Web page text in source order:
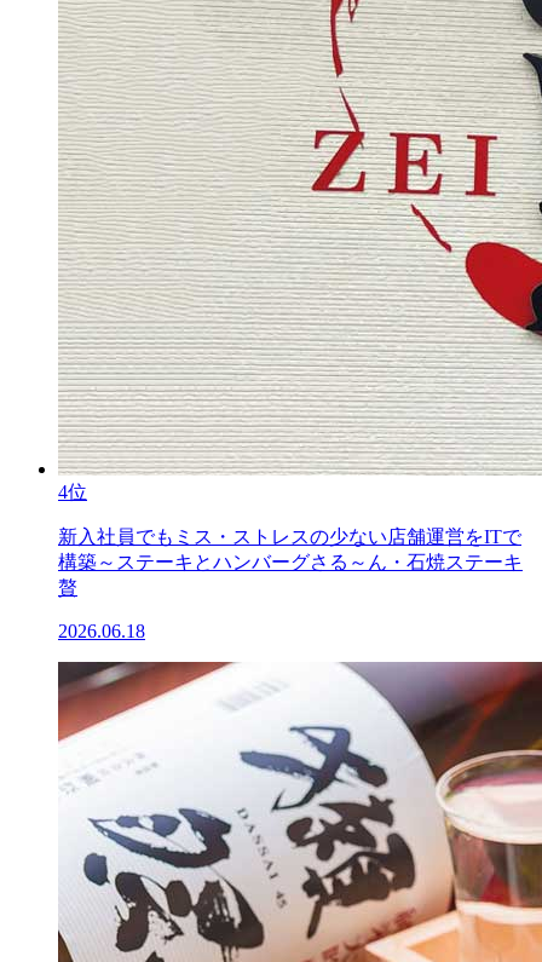
4位
新入社員でもミス・ストレスの少ない店舗運営をITで
構築～ステーキとハンバーグさる～ん・石焼ステーキ
贅
2026.06.18